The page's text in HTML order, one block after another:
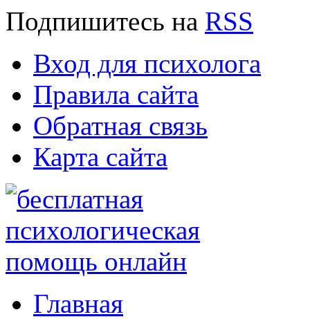
Подпишитесь на RSS
Вход для психолога
Правила сайта
Обратная связь
Карта сайта
Главная